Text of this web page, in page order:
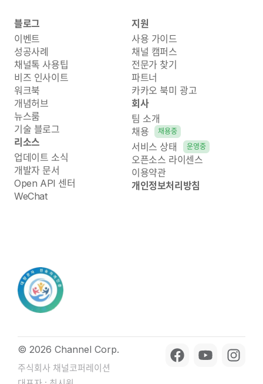
블로그
이벤트
성공사례
채널톡 사용팁
비즈 인사이트
워크북
개념허브
뉴스룸
기술 블로그
리소스
업데이트 소식
개발자 문서
Open API 센터
WeChat
지원
사용 가이드
채널 캠퍼스
전문가 찾기
파트너
카카오 북미 광고
회사
팀 소개
채용
채용중
서비스 상태 운영중
오픈소스 라이센스
이용약관
개인정보처리방침
© 2026 Channel Corp.
주식회사 채널코퍼레이션